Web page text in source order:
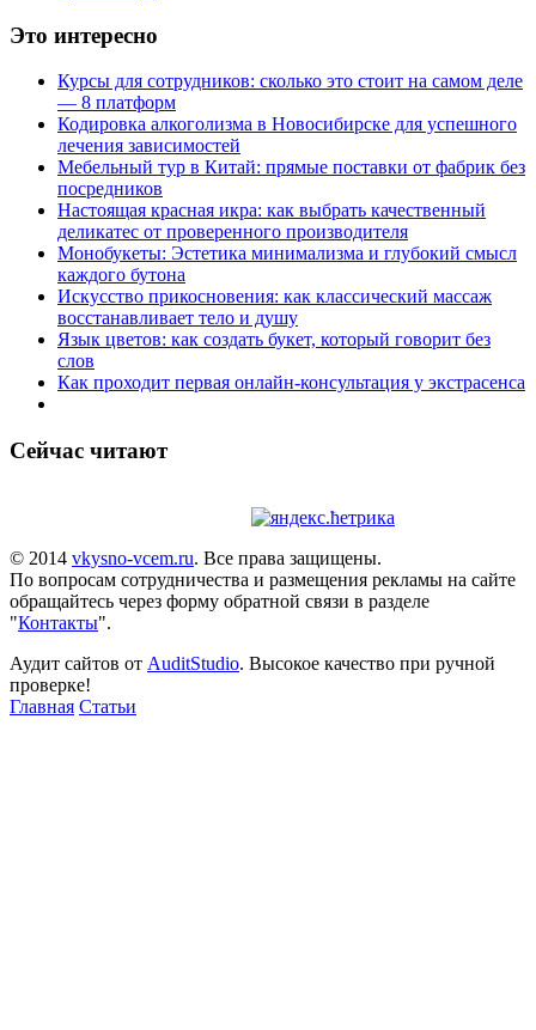
Это интересно
Курсы для сотрудников: сколько это стоит на самом деле
— 8 платформ
Кодировка алкоголизма в Новосибирске для успешного
лечения зависимостей
Мебельный тур в Китай: прямые поставки от фабрик без
посредников
Настоящая красная икра: как выбрать качественный
деликатес от проверенного производителя
Монобукеты: Эстетика минимализма и глубокий смысл
каждого бутона
Искусство прикосновения: как классический массаж
восстанавливает тело и душу
Язык цветов: как создать букет, который говорит без
слов
Как проходит первая онлайн-консультация у экстрасенса
Сейчас читают
© 2014 vkysno-vcem.ru. Все права защищены.
По вопросам сотрудничества и размещения рекламы на сайте
обращайтесь через форму обратной связи в разделе
"Контакты".
Аудит сайтов от AuditStudio. Высокое качество при ручной
проверке!
Главная Статьи